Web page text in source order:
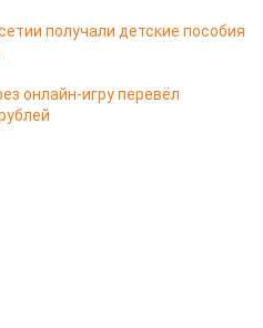
получали детские пособия
онлайн-игру перевёл